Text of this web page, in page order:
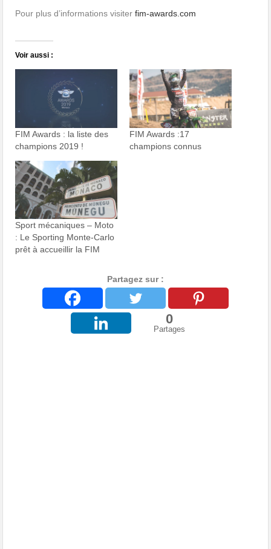
Pour plus d’informations visiterfim-awards.com
Voir aussi :
FIM Awards : la liste des
champions 2019 !
FIM Awards :17
champions connus
Sport mécaniques – Moto
: Le Sporting Monte-Carlo
prêt à accueillir la FIM
Partagez sur :
0
Partages